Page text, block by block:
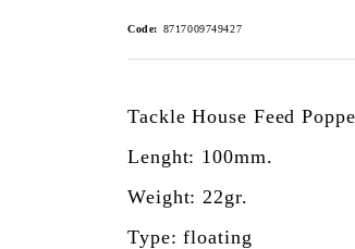
Code: 8717009749427
Tackle House Feed
Lenght: 100mm.
Weight: 22gr.
Type: floating